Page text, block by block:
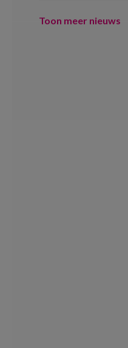
Toon meer nieuws